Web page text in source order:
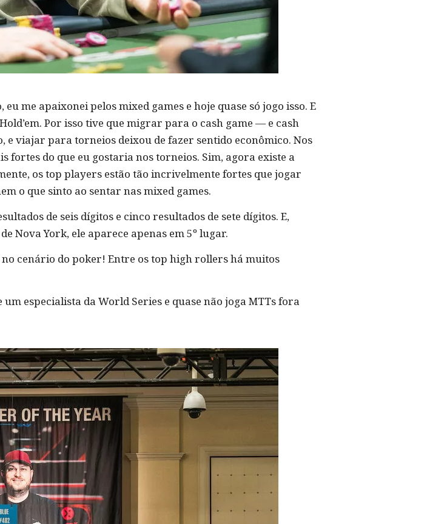
me apaixonei pelos mixed games e hoje quase só jogo isso. E
Por isso tive que migrar para o cash game — e cash
e viajar para torneios deixou de fazer sentido econômico. Nos
do que eu gostaria nos torneios. Sim, agora existe a
os top players estão tão incrivelmente fortes que jogar
o que sinto ao sentar nas mixed games.
de seis dígitos e cinco resultados de sete dígitos. E,
Nova York, ele aparece apenas em 5º lugar.
cenário do poker! Entre os top high rollers há muitos
especialista da World Series e quase não joga MTTs fora